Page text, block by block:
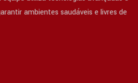
ambientes saudáveis e livres de